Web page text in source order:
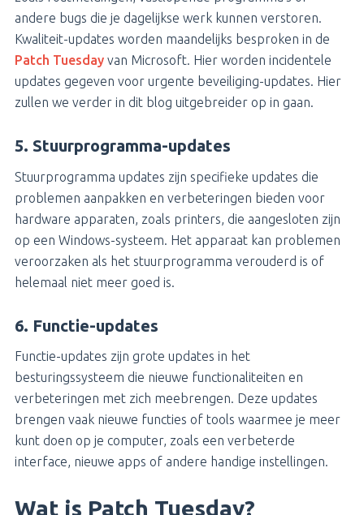
andere bugs die je dagelijkse werk kunnen verstoren.
Kwaliteit-updates worden maandelijks besproken in de
Patch Tuesdayvan Microsoft. Hier worden incidentele
updates gegeven voor urgente beveiliging-updates. Hier
zullen we verder in dit blog uitgebreider op in gaan.
5. Stuurprogramma-updates
Stuurprogramma updates zijn specifieke updates die
problemen aanpakken en verbeteringen bieden voor
hardware apparaten, zoals printers, die aangesloten zijn
op een Windows-systeem. Het apparaat kan problemen
veroorzaken als het stuurprogramma verouderd is of
helemaal niet meer goed is.
6. Functie-updates
Functie-updates zijn grote updates in het
besturingssysteem die nieuwe functionaliteiten en
verbeteringen met zich meebrengen. Deze updates
brengen vaak nieuwe functies of tools waarmee je meer
kunt doen op je computer, zoals een verbeterde
interface, nieuwe apps of andere handige instellingen.
Wat is Patch Tuesday?